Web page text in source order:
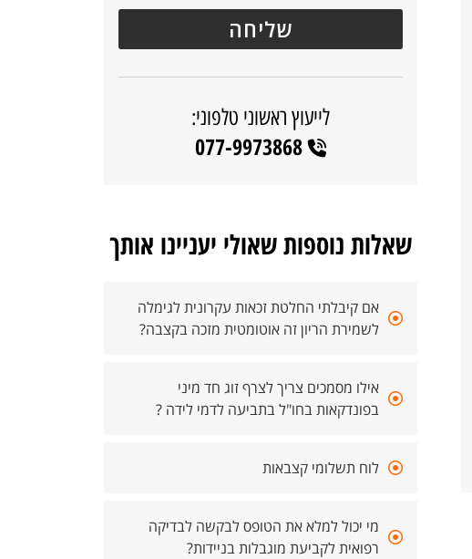
לייעוץ ראשוני טלפוני:
077-9973868
שאלות נוספות שאולי יעניינו אותך
אם קיבלתי החלטת זכאות עקרונית לגימלה
לשמירת הריון זה אוטומטית מזכה בקצבה?
אילו מסמכים צריך לצרף זוג חד מיני
בפונדקאות בחו"ל בתביעה לדמי לידה ?
לוח תשלומי קצבאות
מי יכול למלא את הטופס לבקשה לבדיקה
רפואית לקביעת מוגבלות בניידות?